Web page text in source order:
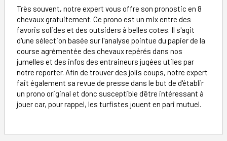
Très souvent, notre expert vous offre son pronostic en 8
chevaux gratuitement. Ce prono est un mix entre des
favoris solides et des outsiders à belles cotes. Il s'agit
d'une sélection basée sur l'analyse pointue du papier de la
course agrémentée des chevaux repérés dans nos
jumelles et des infos des entraineurs jugées utiles par
notre reporter. Afin de trouver des jolis coups, notre expert
fait également sa revue de presse dans le but de d'établir
un prono original et donc susceptible d'être intéressant à
jouer car, pour rappel, les turfistes jouent en pari mutuel.